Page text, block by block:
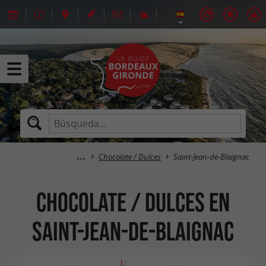
Chocolate / Dulces Saint-Jean-de-Blaignac
Chocolate / Dulces en
Saint-Jean-de-Blaignac